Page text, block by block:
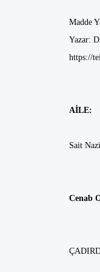
Madde
Yazar:
https://
AİLE:
Sait
Cenab